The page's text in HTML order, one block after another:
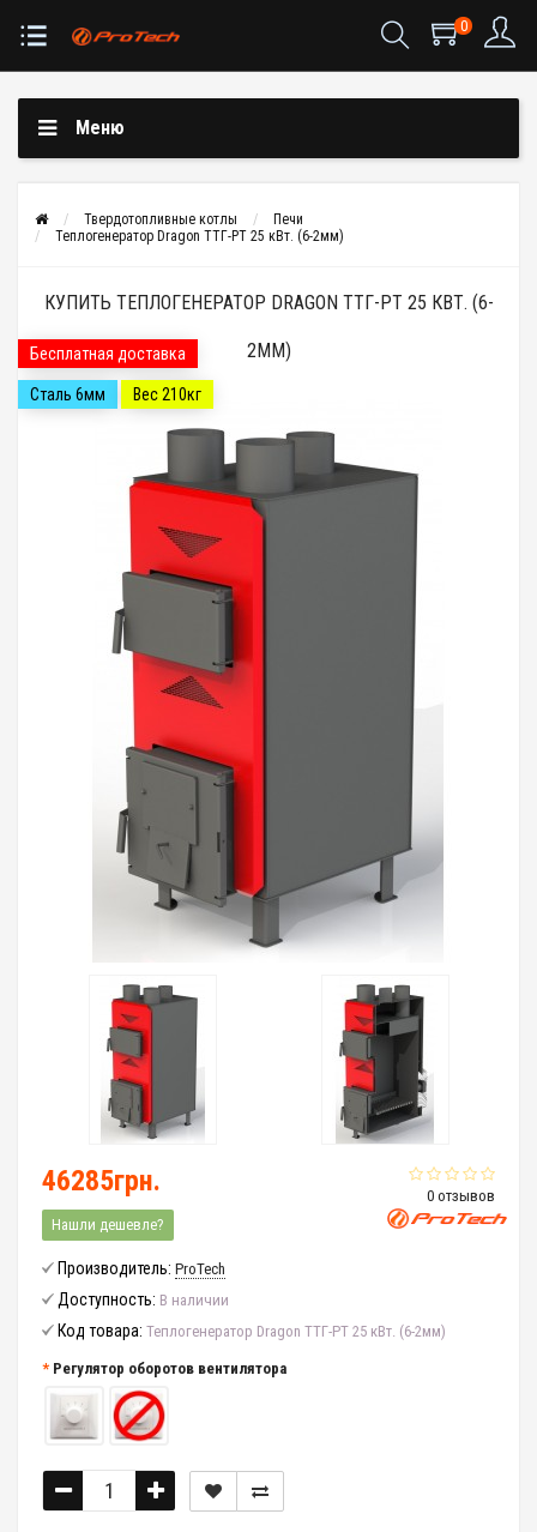
0
Меню
Твердотопливные котлы
Печи
Теплогенератор Dragon ТТГ-РТ 25 кВт. (6-2мм)
КУПИТЬ ТЕПЛОГЕНЕРАТОР DRAGON ТТГ-РТ 25 КВТ. (6-
2ММ)
Бесплатная доставка
Сталь 6мм Вес 210кг
0 отзывов
46285грн.
Нашли дешевле?
Производитель: ProTech
Доступность: В наличии
Код товара: Теплогенератор Dragon ТТГ-РТ 25 кВт. (6-2мм)
Регулятор оборотов вентилятора